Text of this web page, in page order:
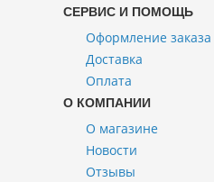
СЕРВИС И ПОМОЩЬ
Оформление заказа
Доставка
Оплата
О КОМПАНИИ
О магазине
Новости
Отзывы